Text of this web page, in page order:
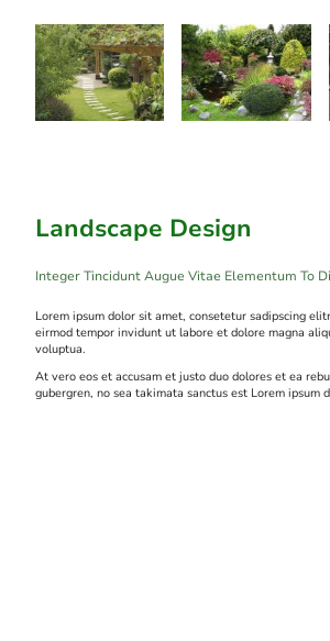
Landscape Design
Integer Tincidunt Augue Vitae Elementum To
Lorem ipsum dolor sit amet, consetetur sadipscing
eirmod tempor invidunt ut labore et dolore magna
voluptua.
At vero eos et accusam et justo duo dolores et ea
gubergren, no sea takimata sanctus est Lorem ipsum